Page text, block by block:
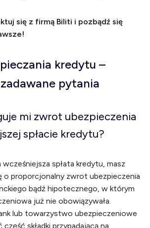
się z firmą Biliti i pozbądź się
kredytu –
pytania
mi zwrot ubezpieczenia
spłacie kredytu?
wcześniejsza spłata kredytu, masz
o proporcjonalny zwrot ubezpieczenia
bądź hipotecznego, w którym
już nie obowiązywała.
lub towarzystwo ubezpieczeniowe
składki przypadającą na